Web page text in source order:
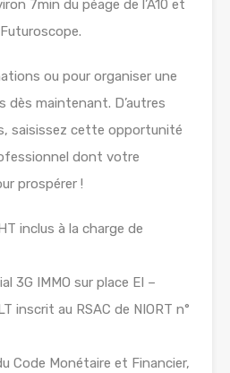
7min du péage de l’A10 et
ou pour organiser une
maintenant. D’autres
saisissez cette opportunité
dont votre
prospérer !
inclus à la charge de
3G IMMO sur place EI –
inscrit au RSAC de NIORT n°
Code Monétaire et Financier,